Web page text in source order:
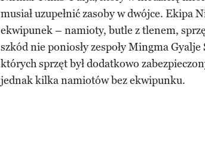
musiał uzupełnić zasoby w dwójce. Ekipa
ekwipunek – namioty, butle z tlenem,
szkód nie poniosły zespoły Mingma
których sprzęt był dodatkowo
jednak kilka namiotów bez ekwipunku.